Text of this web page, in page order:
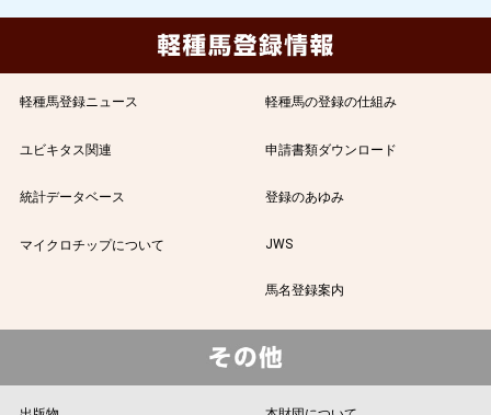
軽種馬登録ニュース 軽種馬の登録の仕組み
ユビキタス関連 申請書類ダウンロード
統計データベース 登録のあゆみ
マイクロチップについて JWS
馬名登録案内